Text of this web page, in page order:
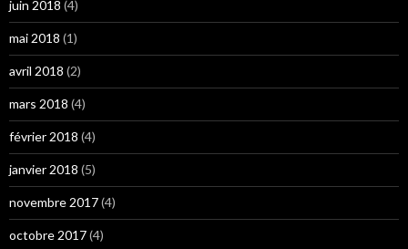
juin 2018 (4)
mai 2018 (1)
avril 2018 (2)
mars 2018 (4)
février 2018 (4)
janvier 2018 (5)
novembre 2017(4)
octobre 2017(4)